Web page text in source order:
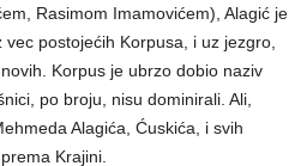
Rasimom Imamovićem), Alagić je
vec postojećih Korpusa, i uz jezgro,
Korpus je ubrzo dobio naziv
po broju, nisu dominirali. Ali,
Alagića, Ćuskića, i svih
Krajini.